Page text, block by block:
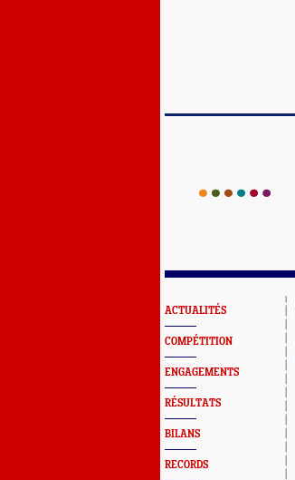
ACTUALITÉS
COMPÉTITION
ENGAGEMENTS
RÉSULTATS
BILANS
RECORDS